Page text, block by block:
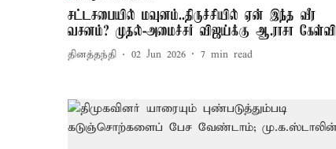
சட்டசபையில் மவுனம்..திருச்சியில் ஏன் இந்த வீர
வசனம்? முதல்-அமைச்சர் விஜய்க்கு ஆ.ராசா கேள்வி
தினத்தந்தி 02 Jun 2026 7 min read